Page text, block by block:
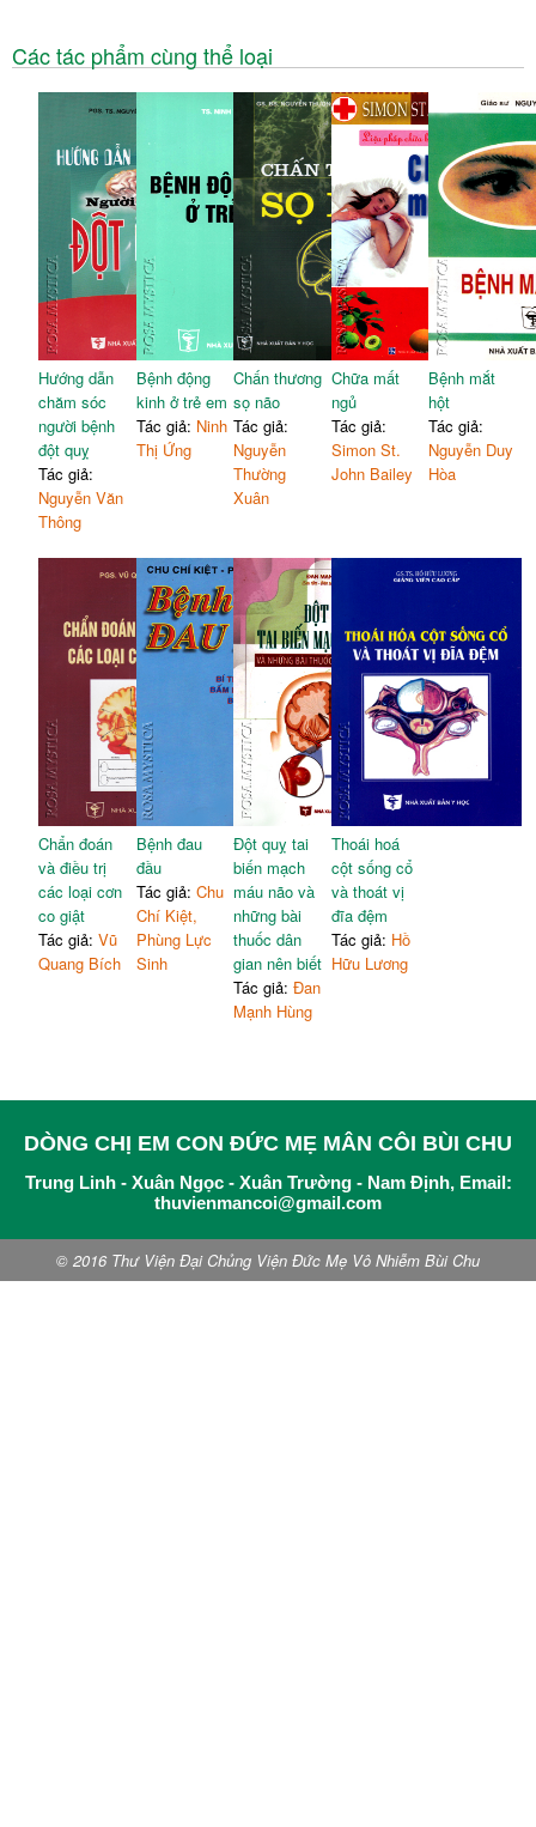
Các tác phẩm cùng thể loại
Hướng dẫn
chăm sóc
người bệnh
đột quỵ
Tác giả:
Nguyễn Văn
Thông
Bệnh động
kinh ở trẻ em
Tác giả: Ninh
Thị Ứng
Chấn thương
sọ não
Tác giả:
Nguyễn
Thường
Xuân
Chữa mất
ngủ
Tác giả:
Simon St.
John Bailey
Bệnh mắt
hột
Tác giả:
Nguyễn Duy
Hòa
Chẩn đoán
và điều trị
các loại cơn
co giật
Tác giả:Vũ
Quang Bích
Bệnh đau
đầu
Tác giả: Chu
Chí Kiệt,
Phùng Lực
Sinh
Đột quỵ tai
biến mạch
máu não và
những bài
thuốc dân
gian nên biết
Tác giả:Đan
Mạnh Hùng
Thoái hoá
cột sống cổ
và thoát vị
đĩa đệm
Tác giả: Hồ
Hữu Lương
DÒNG CHỊ EM CON ĐỨC MẸ MÂN CÔI BÙI CHU
Trung Linh - Xuân Ngọc - Xuân Trường - Nam Định, Email:
thuvienmancoi@gmail.com
© 2016 Thư Viện Đại Chủng Viện Đức Mẹ Vô Nhiễm Bùi Chu